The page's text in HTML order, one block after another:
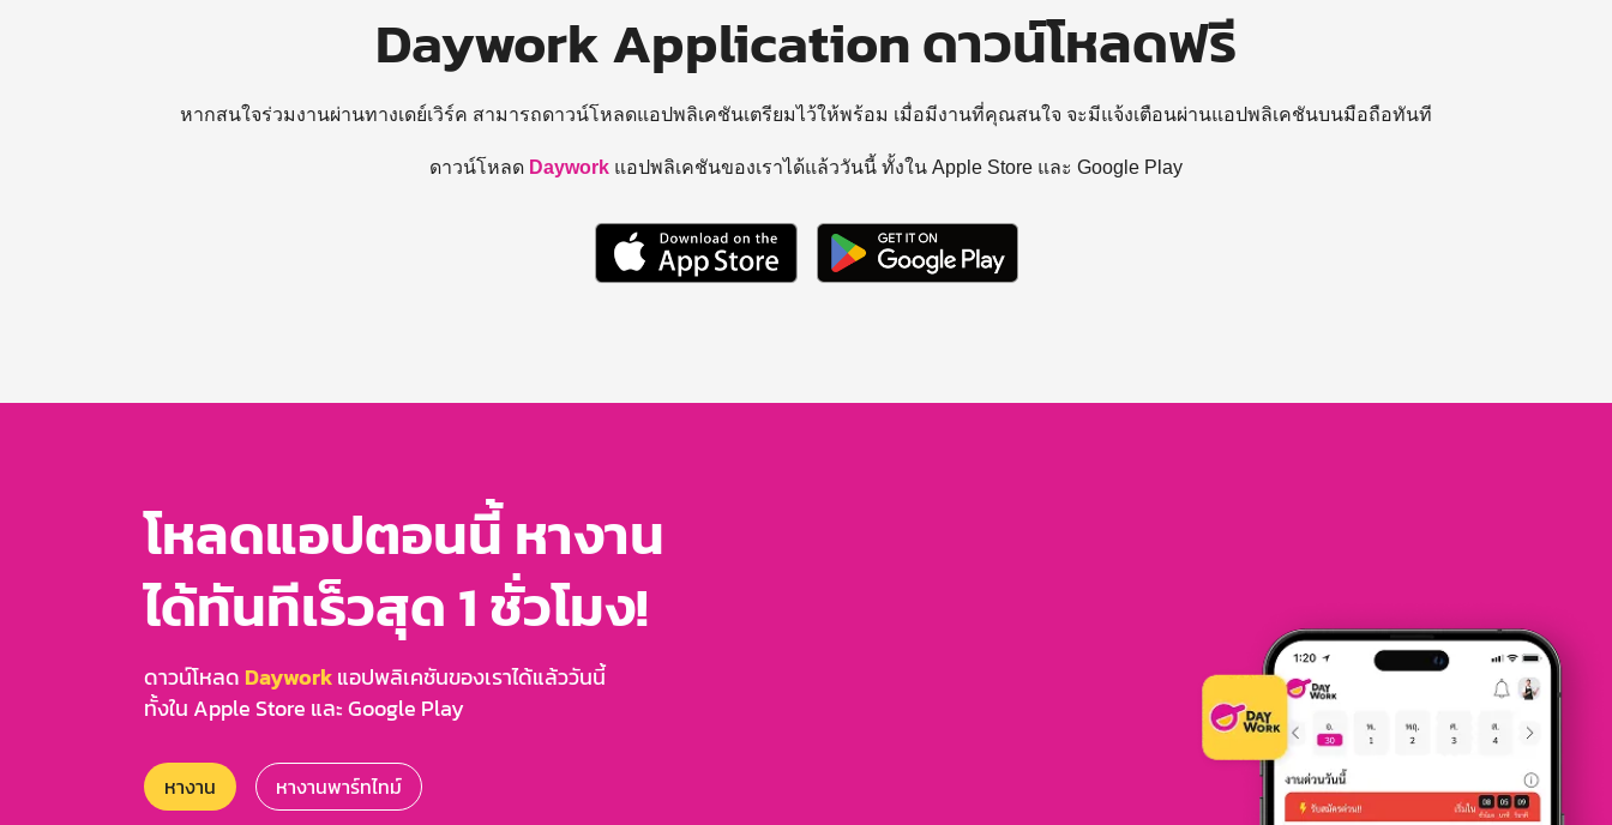
Daywork Application ดาวน์โหลดฟรี
หากสนใจร่วมงานผ่านทางเดย์เวิร์ค สามารถดาวน์โหลดแอปพลิเคชันเตรียมไว้ให้พร้อม เมื่อมีงานที่คุณสนใจ จะมีแจ้งเตือนผ่านแอปพลิเคชันบนมือถือทันที
ดาวน์โหลด Daywork แอปพลิเคชันของเราได้แล้ววันนี้ ทั้งใน Apple Store และ Google Play
โหลดแอปตอนนี้ หางาน
ได้ทันทีเร็วสุด 1 ชั่วโมง!
ดาวน์โหลด Dayworkแอปพลิเคชันของเราได้แล้ววันนี้
ทั้งใน Apple Store และ Google Play
หางาน หางานพาร์ทไทม์